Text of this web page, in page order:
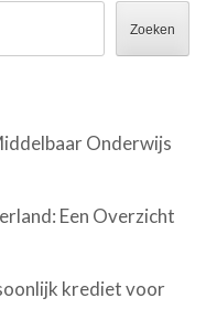
Zoeken
Onderwijs
Een Overzicht
krediet voor